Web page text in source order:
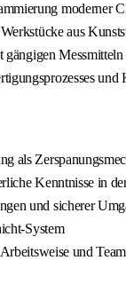
moderner
aus
gängigen
als
Kenntnisse in
und sicherer
System
und